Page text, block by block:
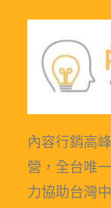
內容行銷高
營，全台唯
力協助台灣